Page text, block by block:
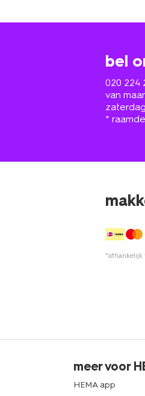
bel
020 224
van
*
meer voor
HEMA app